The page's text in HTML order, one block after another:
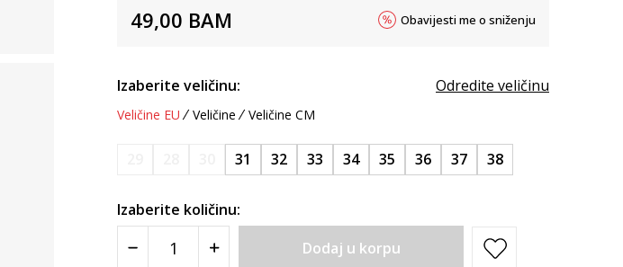
49,00 BAM Obavijesti me o sniženju
Izaberite veličinu: Odredite veličinu
Veličine EU Veličine Veličine CM
31 32 33 34 35 36 37 38
Izaberite količinu:
Dodaj u korpu